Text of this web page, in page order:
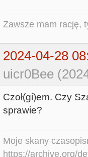
Zawsze mam rację,
2024-04-28
uicr0Bee
Czoł(gi)em. Czy
sprawie?
Moje skany
https://archive.org/